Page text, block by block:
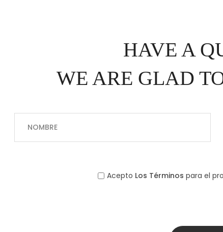
HAVE A
WE ARE GLAD
Acepto Los Términos para el